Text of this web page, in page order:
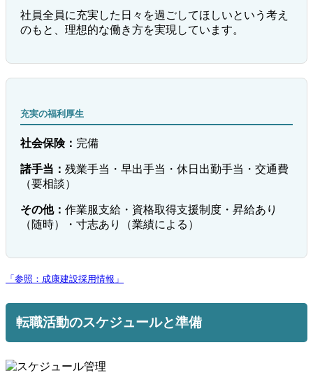
社員全員に充実した日々を過ごしてほしいという考え
のもと、理想的な働き方を実現しています。
充実の福利厚生
社会保険： 完備
諸手当： 残業手当・早出手当・休日出勤手当・交通費
（要相談）
その他： 作業服支給・資格取得支援制度・昇給あり
（随時）・寸志あり（業績による）
「参照：成康建設採用情報」
転職活動のスケジュールと準備